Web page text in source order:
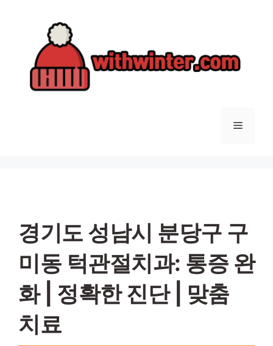
메
경기도 성남시 분당구 구
미동 턱관절치과: 통증 완
화 | 정확한 진단 | 맞춤
치료